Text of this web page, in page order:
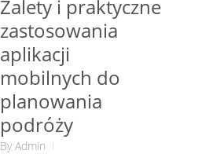
Zalety i praktyczne
zastosowania
aplikacji
mobilnych do
planowania
podróży
ByAdmin